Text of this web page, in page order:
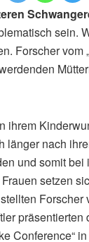
sein.
Forscher vom
ihrem
nach
und somit
setzen
Forscher
Conference“